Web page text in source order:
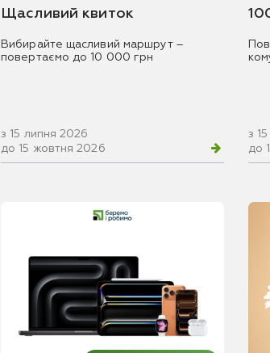
Щасливий квиток
Вибирайте щасливий маршрут –
повертаємо до 10 000 грн
з 15 липня 2026
до 15 жовтня 2026
з
до